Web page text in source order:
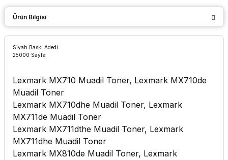
Ürün Bilgisi
Siyah Baskı Adedi
25000 Sayfa
Lexmark MX710 Muadil Toner, Lexmark MX710de
Muadil Toner
Lexmark MX710dhe Muadil Toner, Lexmark
MX711de Muadil Toner
Lexmark MX711dthe Muadil Toner, Lexmark
MX711dhe Muadil Toner
Lexmark MX810de Muadil Toner, Lexmark